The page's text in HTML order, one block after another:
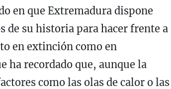
en que Extremadura dispone
de su historia para hacer frente a
en extinción como en
ha recordado que, aunque la
como las olas de calor o las